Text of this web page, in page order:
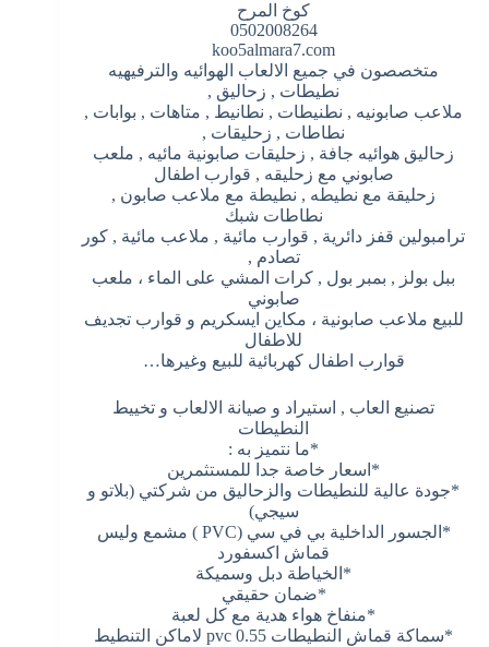
كوخ المرح
0502008264
koo5almara7.com
متخصصون في جميع الالعاب الهوائيه والترفيهيه
نطيطات , زحاليق ,
ملاعب صابونيه , نطنيطات , نطانيط , متاهات , بوابات ,
نطاطات , زحليقات ,
زحاليق هوائيه جافة , زحليقات صابونية مائيه , ملعب
صابوني مع زحليقه , قوارب اطفال
زحليقة مع نطيطه , نطيطة مع ملاعب صابون ,
نطاطات شبك
ترامبولين قفز دائرية , قوارب مائية , ملاعب مائية , كور
تصادم ,
ببل بولز , بمبر بول , كرات المشي على الماء ، ملعب
صابوني
للبيع ملاعب صابونية ، مكاين ايسكريم و قوارب تجديف
للاطفال
قوارب اطفال كهربائية للبيع وغيرها…
تصنيع العاب , استيراد و صيانة الالعاب و تخييط
النطيطات
*ما نتميز به :
*اسعار خاصة جدا للمستثمرين
*جودة عالية للنطيطات والزحاليق من شركتي (بلاتو و
سيجي)
*الجسور الداخلية بي في سي (PVC ) مشمع وليس
قماش اكسفورد
*الخياطة دبل وسميكة
*ضمان حقيقي
*منفاخ هواء هدية مع كل لعبة
*سماكة قماش النطيطات 0.55 pvc لاماكن التنطيط